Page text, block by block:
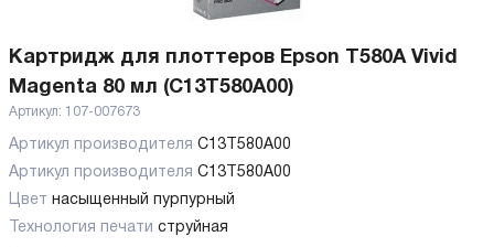
Картридж для плоттеров Epson T580A Vivid
Magenta 80 мл (C13T580A00)
Артикул: 107-007673
Артикул производителя C13T580A00
Артикул производителя C13T580A00
Цвет насыщенный пурпурный
Технология печати струйная